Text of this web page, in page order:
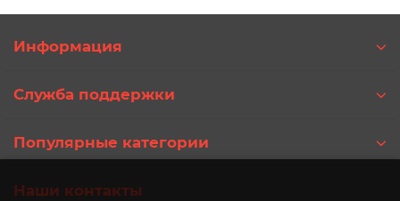
Информация
Служба поддержки
Популярные категории
Наши контакты